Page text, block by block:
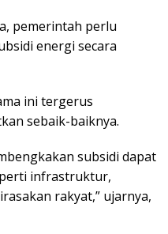
pemerintah perlu
energi secara
ini tergerus
sebaik-baiknya.
subsidi dapat
infrastruktur,
rakyat,” ujarnya,